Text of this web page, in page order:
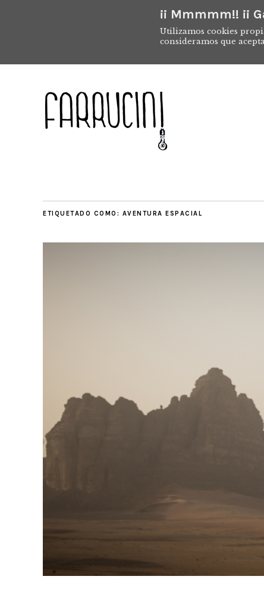
¡¡ Mmmmm!!
Utilizamos cookies
consideramos que
ETIQUETADO COMO: AVENTURA ESPACIAL